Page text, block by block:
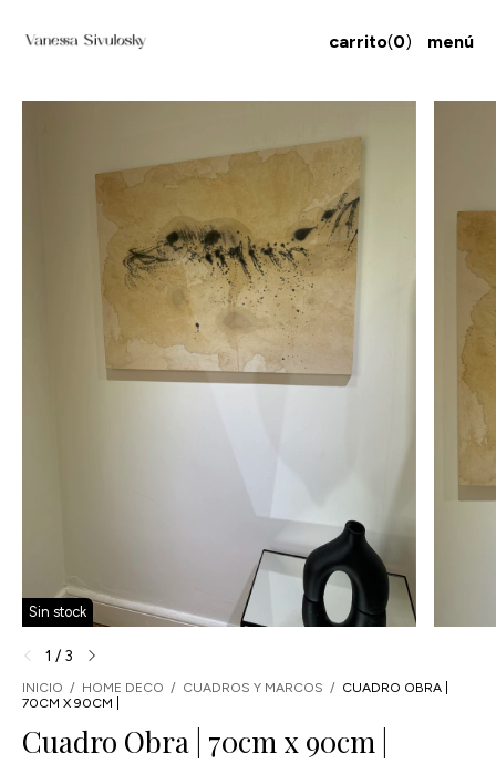
menú
carrito(0)
Sin stock
1 / 3
INICIO / HOME DECO / CUADROS Y MARCOS / CUADRO OBRA |
70CM X 90CM |
Cuadro Obra | 70cm x 90cm |